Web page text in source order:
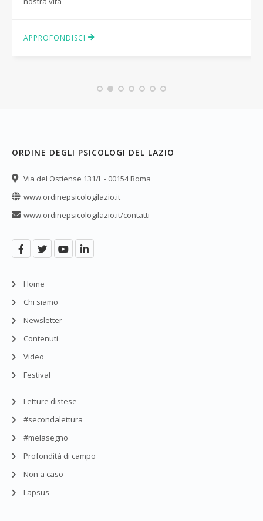
APPROFONDISCI
ORDINE DEGLI PSICOLOGI DEL LAZIO
Via del Ostiense 131/L - 00154 Roma
www.ordinepsicologilazio.it
www.ordinepsicologilazio.it/contatti
Home
Chi siamo
Newsletter
Contenuti
Video
Festival
Letture distese
#secondalettura
#melasegno
Profondità di campo
Non a caso
Lapsus